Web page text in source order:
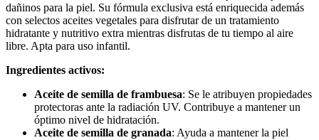
dañinos para la piel. Su fórmula exclusiva está enriquecida además
con selectos aceites vegetales para disfrutar de un tratamiento
hidratante y nutritivo extra mientras disfrutas de tu tiempo al aire
libre. Apta para uso infantil.
Ingredientes activos:
Aceite de semilla de frambuesa: Se le atribuyen propiedades
protectoras ante la radiación UV. Contribuye a mantener un
óptimo nivel de hidratación.
Aceite de semilla de granada: Ayuda a mantener la piel